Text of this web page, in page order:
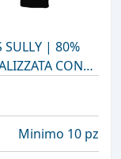
SULLY | 80%
CON
Minimo 10 pz